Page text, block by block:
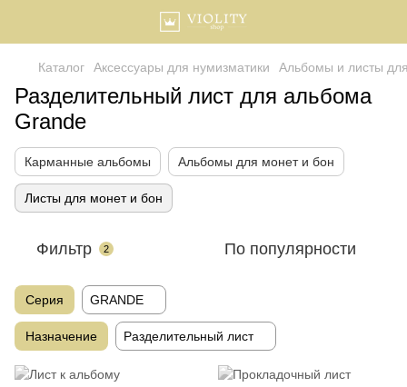
Каталог Аксессуары для нумизматики Альбомы и листы
Разделительный лист для альбома
Grande
Карманные альбомы Альбомы для монет и бон
Листы для монет и бон
Фильтр 2 По популярности
Серия GRANDE
Назначение Разделительный лист